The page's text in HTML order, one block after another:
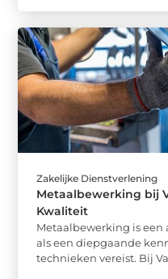
Zakelijke Dienstverlening
Metaalbewerking bij
Kwaliteit
Metaalbewerking is een
als een diepgaande
technieken vereist. Bij